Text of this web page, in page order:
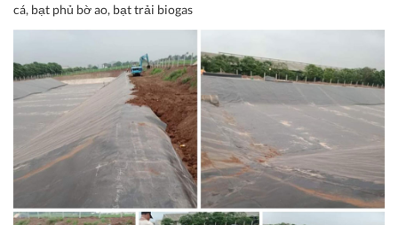
cá, bạt phủ bờ ao, bạt trải biogas